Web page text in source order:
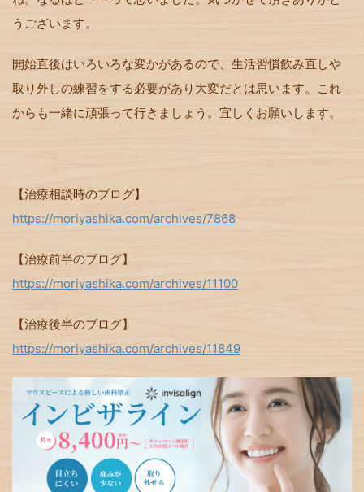
うございます。
開始直後はいろいろな変かがあるので、生活習慣飲み直しや
取り外しの練習をする必要があり大変だとは思います。これ
からも一緒に頑張って行きましょう。宜しくお願いします。
【治療相談時のブログ】
https://moriyashika.com/archives/7868
【治療前半のブログ】
https://moriyashika.com/archives/11100
【治療後半のブログ】
https://moriyashika.com/archives/11849